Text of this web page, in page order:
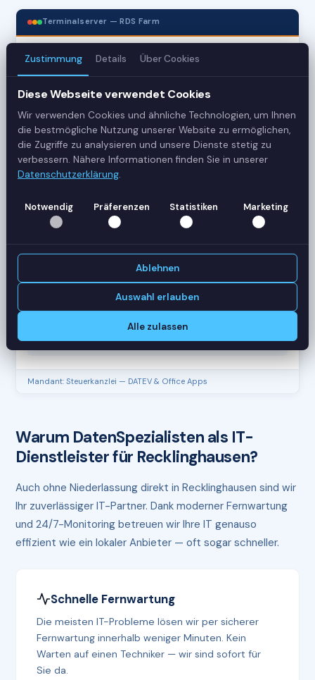
Terminalserver — RDS Farm
3
42
Sessions
RDS-SRV01
RDS-SRV02
14 Sessions
RAM
61%
Mandant: Steuerkanzlei — DATEV & Office Apps
Warum DatenSpezialisten als IT-
Dienstleister für Recklinghausen?
Auch ohne Niederlassung direkt in Recklinghausen sind wir
Ihr zuverlässiger IT-Partner. Dank moderner Fernwartung
und 24/7-Monitoring betreuen wir Ihre IT genauso
effizient wie ein lokaler Anbieter — oft sogar schneller.
Schnelle Fernwartung
Die meisten IT-Probleme lösen wir per sicherer
Fernwartung innerhalb weniger Minuten. Kein
Warten auf einen Techniker — wir sind sofort für
Sie da.
Zustimmung Details Über Cookies
Diese Webseite verwendet Cookies
Wir verwenden Cookies und ähnliche Technologien, um Ihnen
die bestmögliche Nutzung unserer Website zu ermöglichen,
die Zugriffe zu analysieren und unsere Dienste stetig zu
verbessern. Nähere Informationen finden Sie in unserer
Datenschutzerklärung.
Notwendig Präferenzen Statistiken Marketing
Ablehnen
Auswahl erlauben
Alle zulassen